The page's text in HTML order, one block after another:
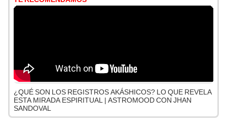
¿QUÉ SON LOS REGISTROS AKÁSHICOS? LO QUE REVELA
ESTA MIRADA ESPIRITUAL | ASTROMOOD CON JHAN
SANDOVAL